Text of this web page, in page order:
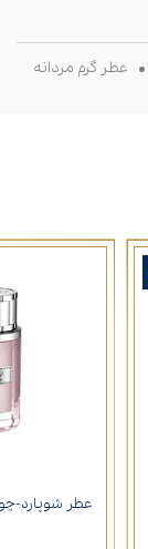
عطر گرم مردانه
عطر شوپارد-